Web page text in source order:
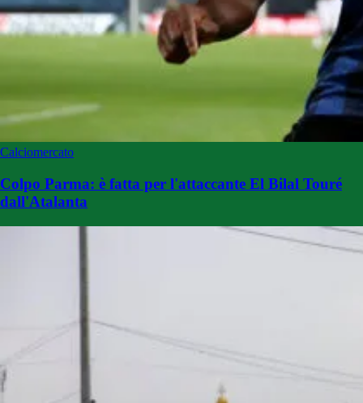
Calciomercato
Colpo Parma: è fatta per l'attaccante El Bilal Touré
dall'Atalanta